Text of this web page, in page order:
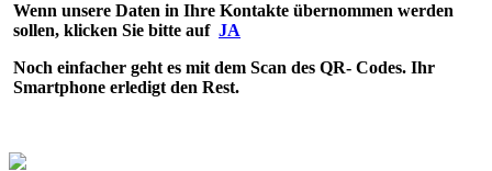
Wenn unsere Daten in Ihre Kontakte übernommen werden
sollen, klicken Sie bitte auf JA
Noch einfacher geht es mit dem Scan des QR- Codes. Ihr
Smartphone erledigt den Rest.